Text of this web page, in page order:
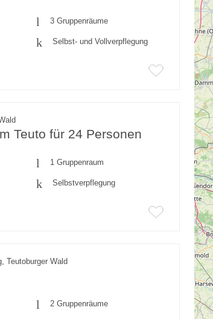
3 Gruppenräume
Selbst- und Vollverpflegung
Teuto für 24 Personen
1 Gruppenraum
Selbstverpflegung
Teutoburger Wald
2 Gruppenräume